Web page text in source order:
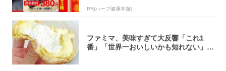
PR(ハーブ健康本舗)
ファミマ、美味すぎて大反響「これ1
番」「世界一おいしいかも知れない」